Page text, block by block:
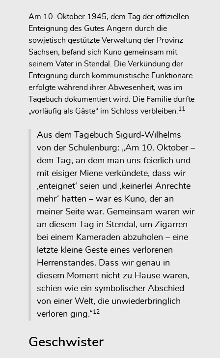
Am 10. Oktober 1945, dem Tag der offiziellen
Enteignung des Gutes Angern durch die
sowjetisch gestützte Verwaltung der Provinz
Sachsen, befand sich Kuno gemeinsam mit
seinem Vater in Stendal. Die Verkündung der
Enteignung durch kommunistische Funktionäre
erfolgte während ihrer Abwesenheit, was im
Tagebuch dokumentiert wird. Die Familie durfte
„vorläufig als Gäste“ im Schloss verbleiben.11
Aus dem Tagebuch Sigurd-Wilhelms
von der Schulenburg: „Am 10. Oktober –
dem Tag, an dem man uns feierlich und
mit eisiger Miene verkündete, dass wir
‚enteignet‘ seien und ‚keinerlei Anrechte
mehr‘ hätten – war es Kuno, der an
meiner Seite war. Gemeinsam waren wir
an diesem Tag in Stendal, um Zigarren
bei einem Kameraden abzuholen – eine
letzte kleine Geste eines verlorenen
Herrenstandes. Dass wir genau in
diesem Moment nicht zu Hause waren,
schien wie ein symbolischer Abschied
von einer Welt, die unwiederbringlich
verloren ging.“12
Geschwister